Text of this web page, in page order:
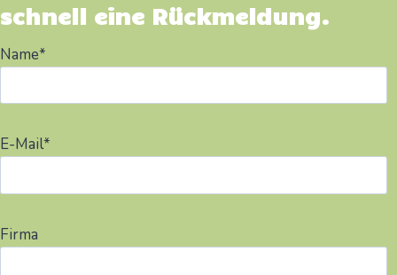
schnell eine Rückmeldung.
Name*
E-Mail*
Firma